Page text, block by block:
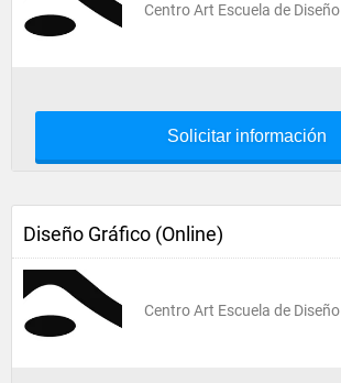
Centro Art Escuela de Diseño
Solicitar información
Diseño Gráfico (Online)
Centro Art Escuela de Diseño